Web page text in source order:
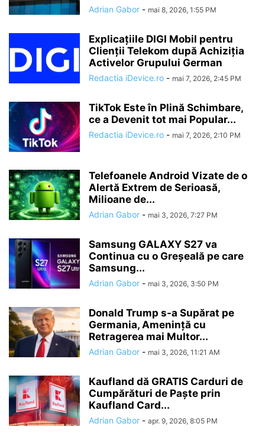
Adrian Gabor - mai 8, 2026, 1:55 PM
Explicațiile DIGI Mobil pentru
Clienții Telekom după Achiziția
Activelor Grupului German
Redactia iDevice.ro - mai 7, 2026, 2:45 PM
TikTok Este în Plină Schimbare,
ce a Devenit tot mai Popular...
Redactia iDevice.ro - mai 7, 2026, 2:10 PM
Telefoanele Android Vizate de o
Alertă Extrem de Serioasă,
Milioane de...
Adrian Gabor - mai 3, 2026, 7:27 PM
Samsung GALAXY S27 va
Continua cu o Greșeală pe care
Samsung...
Adrian Gabor - mai 3, 2026, 3:50 PM
Donald Trump s-a Supărat pe
Germania, Amenință cu
Retragerea mai Multor...
Adrian Gabor - mai 3, 2026, 11:21 AM
Kaufland dă GRATIS Carduri de
Cumpărături de Paște prin
Kaufland Card...
Adrian Gabor - apr. 9, 2026, 8:05 PM